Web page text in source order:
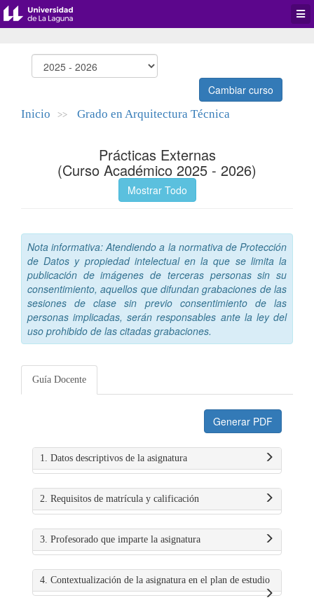
Cambiar curso
Inicio >> Grado en Arquitectura Técnica
Prácticas Externas
(Curso Académico 2025 - 2026)
Mostrar Todo
Nota informativa: Atendiendo a la normativa de Protección
de Datos y propiedad intelectual en la que se limita la
publicación de imágenes de terceras personas sin su
consentimiento, aquellos que difundan grabaciones de las
sesiones de clase sin previo consentimiento de las
personas implicadas, serán responsables ante la ley del
uso prohibido de las citadas grabaciones.
Guía Docente
Generar PDF
1. Datos descriptivos de la asignatura
2. Requisitos de matrícula y calificación
3. Profesorado que imparte la asignatura
4. Contextualización de la asignatura en el plan de estudio